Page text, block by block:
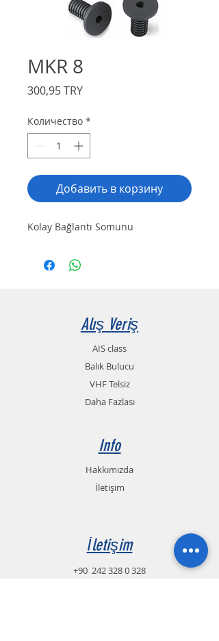
MKR 8
300,95 TRYЦена
Количество *
Добавить в корзину
Kolay Bağlantı Somunu
Alış Veriş
AIS class
Balık Bulucu
VHF Telsiz
Daha Fazlası
Info
Hakkımızda
İletişim
İletişim
+90 242 328 0 328